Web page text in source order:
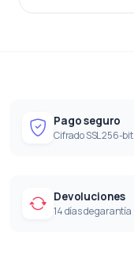
Pago seguro
Cifrado SSL 256-bit
Devoluciones
14 días de garantía